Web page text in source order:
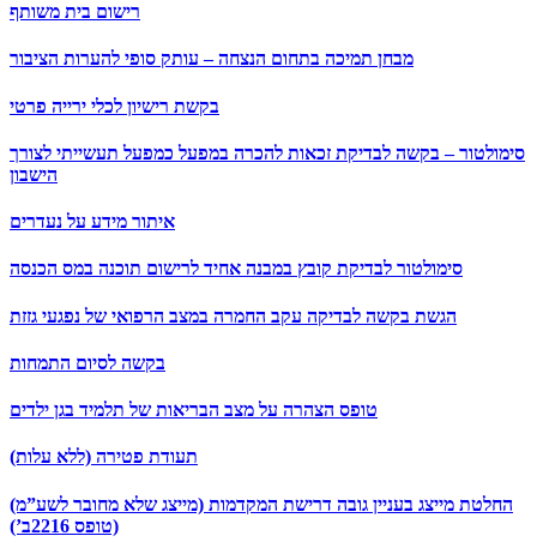
רישום בית משותף
מבחן תמיכה בתחום הנצחה – עותק סופי להערות הציבור
בקשת רישיון לכלי ירייה פרטי
סימולטור – בקשה לבדיקת זכאות להכרה במפעל כמפעל תעשייתי לצורך
הישבון
איתור מידע על נעדרים
סימולטור לבדיקת קובץ במבנה אחיד לרישום תוכנה במס הכנסה
הגשת בקשה לבדיקה עקב החמרה במצב הרפואי של נפגעי גזזת
בקשה לסיום התמחות
טופס הצהרה על מצב הבריאות של תלמיד בגן ילדים
תעודת פטירה (ללא עלות)
החלטת מייצג בעניין גובה דרישת המקדמות (מייצג שלא מחובר לשע”מ)
(טופס 2216ב’)